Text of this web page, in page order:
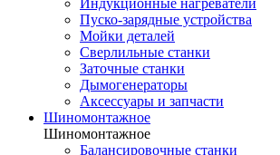
Индукционные нагреватели
Пуско-зарядные устройства
Мойки деталей
Сверлильные станки
Заточные станки
Дымогенераторы
Аксессуары и запчасти
Шиномонтажное
Шиномонтажное
Балансировочные станки